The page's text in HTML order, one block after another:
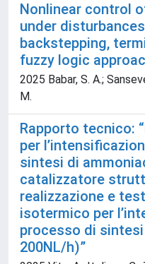
Nonlinear control
under
backstepping,
fuzzy logic
2025 Babar, S. A.;
M.
Rapporto tecnico:
per
sintesi di
catalizzatore
realizzazione e
isotermico per
processo di
200NL/h)”